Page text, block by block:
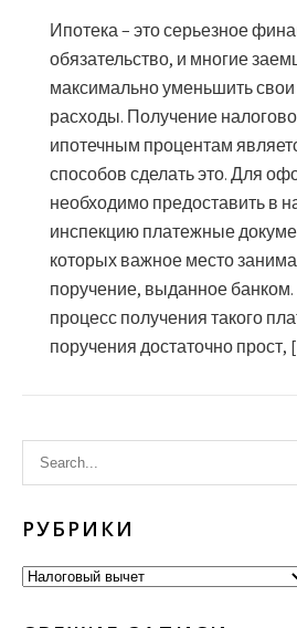
Ипотека – это серьезное
обязательство, и многие
максимально уменьшить
расходы. Получение
ипотечным процентам
способов сделать это. Для
необходимо предоставить в
инспекцию платежные
которых важное место
поручение, выданное
процесс получения такого
поручения достаточно
РУБРИКИ
Рубрики